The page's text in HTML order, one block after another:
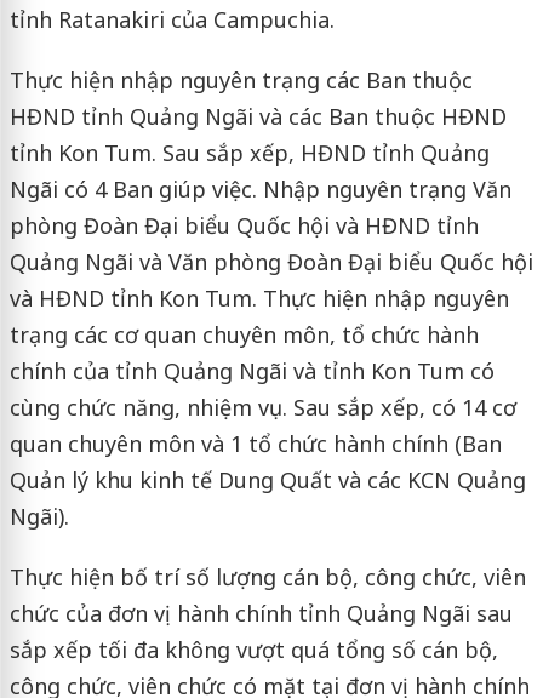
tỉnh Ratanakiri của Campuchia.
Thực hiện nhập nguyên trạng các Ban thuộc
HĐND tỉnh Quảng Ngãi và các Ban thuộc HĐND
tỉnh Kon Tum. Sau sắp xếp, HĐND tỉnh Quảng
Ngãi có 4 Ban giúp việc. Nhập nguyên trạng Văn
phòng Đoàn Đại biểu Quốc hội và HĐND tỉnh
Quảng Ngãi và Văn phòng Đoàn Đại biểu Quốc hội
và HĐND tỉnh Kon Tum. Thực hiện nhập nguyên
trạng các cơ quan chuyên môn, tổ chức hành
chính của tỉnh Quảng Ngãi và tỉnh Kon Tum có
cùng chức năng, nhiệm vụ. Sau sắp xếp, có 14 cơ
quan chuyên môn và 1 tổ chức hành chính (Ban
Quản lý khu kinh tế Dung Quất và các KCN Quảng
Ngãi).
Thực hiện bố trí số lượng cán bộ, công chức, viên
chức của đơn vị hành chính tỉnh Quảng Ngãi sau
sắp xếp tối đa không vượt quá tổng số cán bộ,
công chức, viên chức có mặt tại đơn vị hành chính